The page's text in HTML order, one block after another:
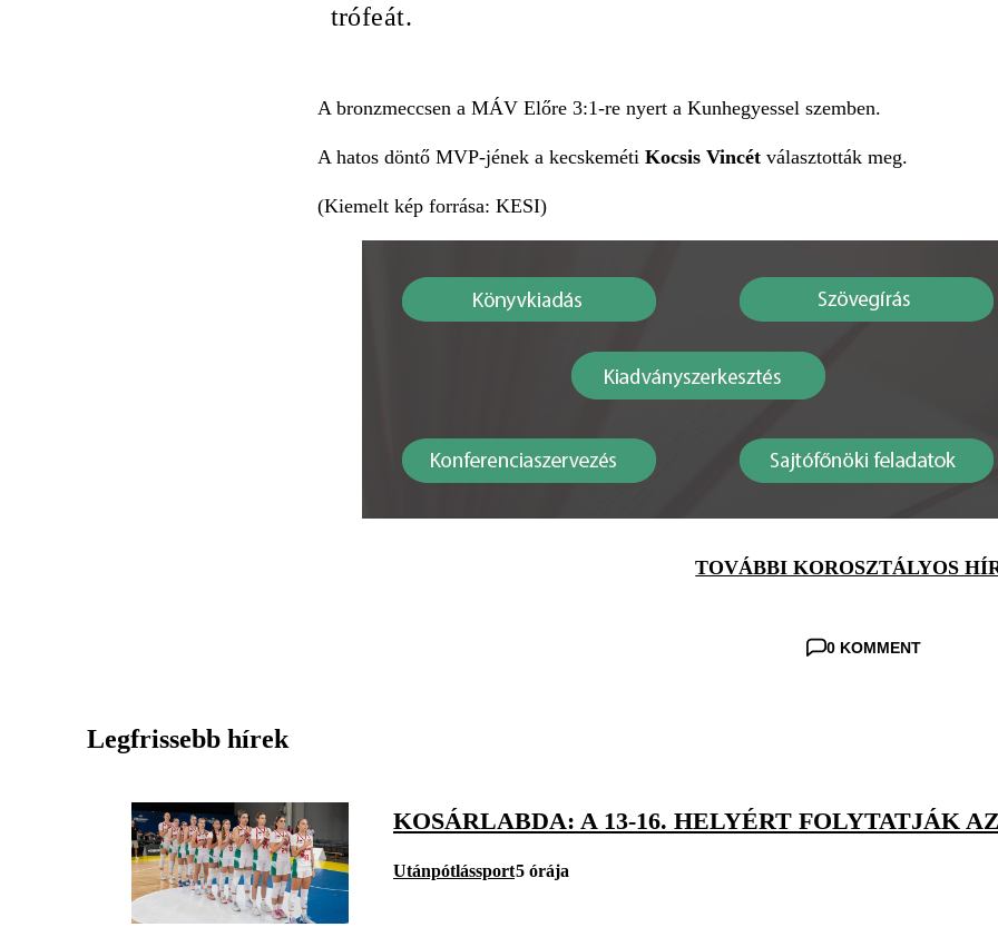
trófeát.
A bronzmeccsen a MÁV Előre 3:1-re nyert a Kunhegyessel szemben.
A hatos döntő MVP-jének a kecskeméti Kocsis Vincét választották meg.
(Kiemelt kép forrása: KESI)
TOVÁBBI KOROSZTÁLYOS
0 KOMMENT
Legfrissebb hírek
KOSÁRLABDA: A 13-16. HELYÉRT FOLYTATJÁK
Utánpótlássport5 órája